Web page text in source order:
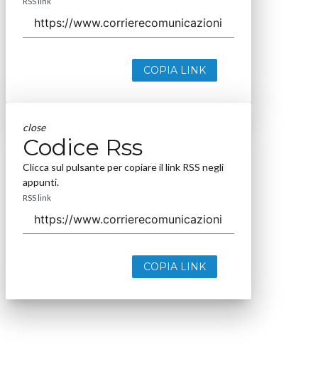
COPIA LINK
close
Codice Rss
Clicca sul pulsante per copiare il link RSS negli
appunti.
RSS link
COPIA LINK